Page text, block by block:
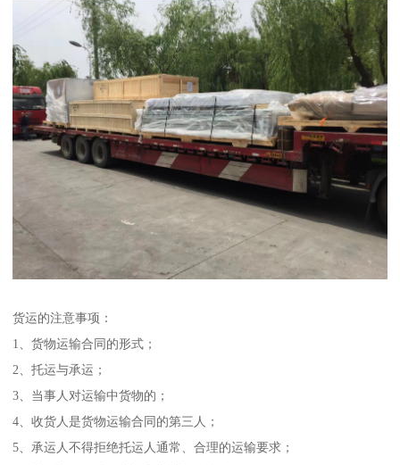
货运的注意事项：
1、货物运输合同的形式；
2、托运与承运；
3、当事人对运输中货物的；
4、收货人是货物运输合同的第三人；
5、承运人不得拒绝托运人通常、合理的运输要求；